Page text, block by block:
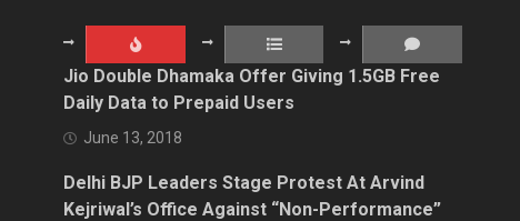
Jio Double Dhamaka Offer Giving 1.5GB Free
Daily Data to Prepaid Users
June 13, 2018
Delhi BJP Leaders Stage Protest At Arvind
Kejriwal’s Office Against “Non-Performance”